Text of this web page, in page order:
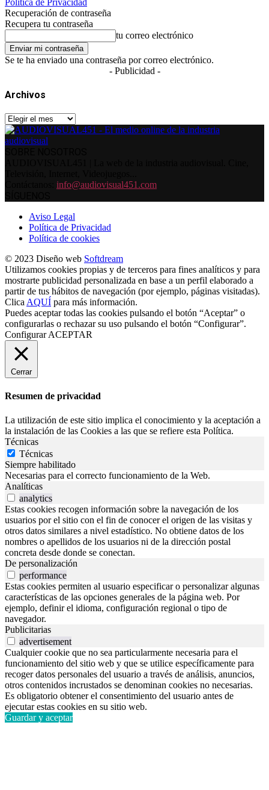
Recuperación de contraseña
Recupera tu contraseña
tu correo electrónico
Se te ha enviado una contraseña por correo electrónico.
- Publicidad -
Archivos
Archivos
info@audiovisual451.com
Aviso Legal
Política de Privacidad
Política de cookies
© 2023 Diseño web Softdream
Utilizamos cookies propias y de terceros para fines analíticos y para
mostrarte publicidad personalizada en base a un perfil elaborado a
partir de tus hábitos de navegación (por ejemplo, páginas visitadas).
Clica AQUÍ para más información.
Puedes aceptar todas las cookies pulsando el botón “Aceptar” o
configurarlas o rechazar su uso pulsando el botón “Configurar”.
Configurar ACEPTAR
Cerrar
Resumen de privacidad
La utilización de este sitio implica el conocimiento y la aceptación a
la instalación de las Cookies a las que se refiere esta Política.
Técnicas
Técnicas
Siempre habilitado
Necesarias para el correcto funcionamiento de la Web.
Analíticas
analytics
Estas cookies recogen información sobre la navegación de los
usuarios por el sitio con el fin de conocer el origen de las visitas y
otros datos similares a nivel estadístico. No obtiene datos de los
nombres o apellidos de los usuarios ni de la dirección postal
concreta desde donde se conectan.
De personalización
performance
Estas cookies permiten al usuario especificar o personalizar algunas
características de las opciones generales de la página web. Por
ejemplo, definir el idioma, configuración regional o tipo de
navegador.
Publicitarias
advertisement
Cualquier cookie que no sea particularmente necesaria para el
funcionamiento del sitio web y que se utilice específicamente para
recoger datos personales del usuario a través de análisis, anuncios,
otros contenidos incrustados se denominan cookies no necesarias.
Es obligatorio obtener el consentimiento del usuario antes de
ejecutar estas cookies en su sitio web.
Guardar y aceptar